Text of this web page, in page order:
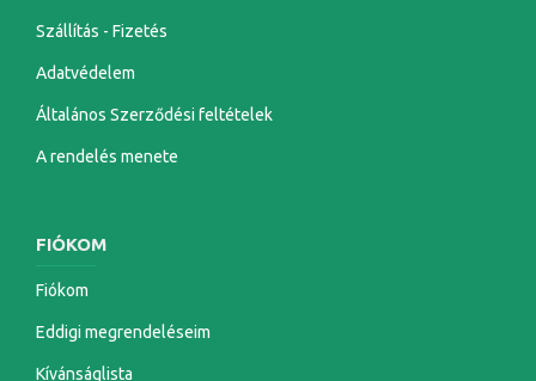
Szállítás - Fizetés
Adatvédelem
Általános Szerződési feltételek
A rendelés menete
FIÓKOM
Fiókom
Eddigi megrendeléseim
Kívánságlista